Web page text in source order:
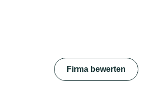
Firma bewerten